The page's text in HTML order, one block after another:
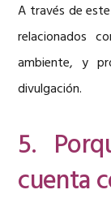
A través de
relacionados
ambiente, y
divulgación.
5.
cuenta